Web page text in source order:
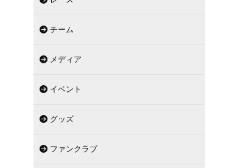
チーム
メディア
イベント
グッズ
ファンクラブ